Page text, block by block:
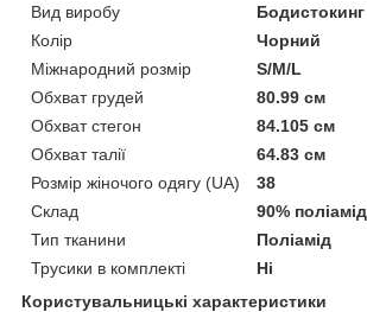
Вид виробу
Бодистокинг
Колір
Чорний
Міжнародний розмір
S/M/L
Обхват грудей
80.99 см
Обхват стегон
84.105 см
Обхват талії
64.83 см
Розмір жіночого одягу (UA)
38
Склад
90%
Тип тканини
Поліамід
Трусики в комплекті
Ні
Користувальницькі характеристики